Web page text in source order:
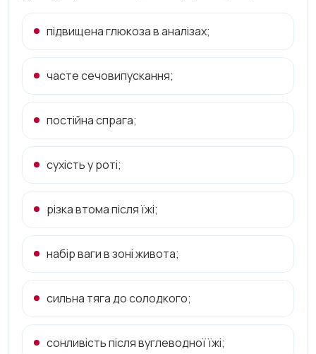
підвищена глюкоза в аналізах;
часте сечовипускання;
постійна спрага;
сухість у роті;
різка втома після їжі;
набір ваги в зоні живота;
сильна тяга до солодкого;
сонливість після вуглеводної їжі;